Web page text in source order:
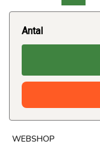
Antal
WEBSHOP